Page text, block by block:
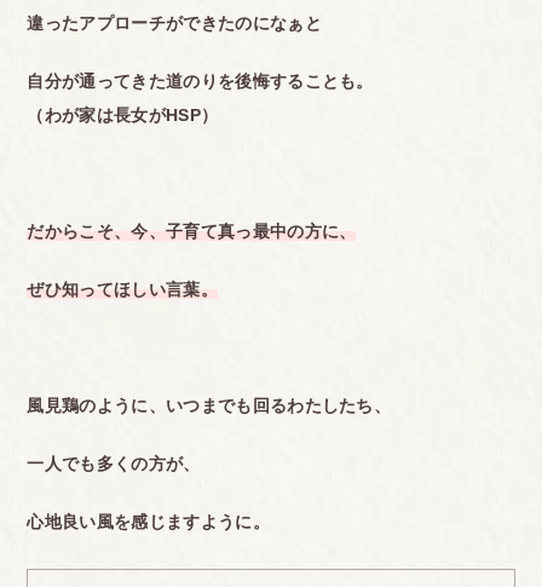
違ったアプローチができたのになぁと
自分が通ってきた道のりを後悔することも。
（わが家は長女がHSP）
だからこそ、今、子育て真っ最中の方に、
ぜひ知ってほしい言葉。
風見鶏のように、いつまでも回るわたしたち、
一人でも多くの方が、
心地良い風を感じますように。